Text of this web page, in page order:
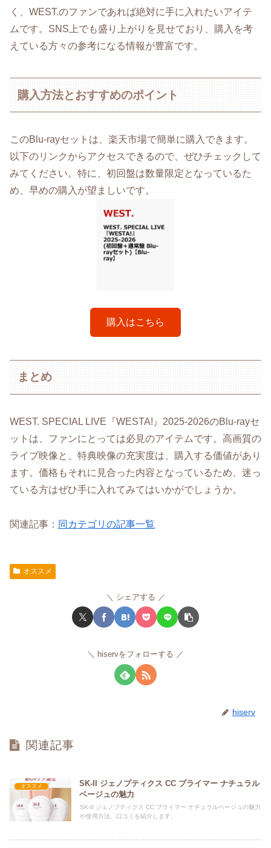
く、WEST.のファンであれば絶対に手に入れたいアイテ
ムです。SNS上でも盛り上がりを見せており、購入を考
えている方々の参考になる情報が豊富です。
購入方法とおすすめのポイント
このBlu-rayセットは、楽天市場で簡単に購入できます。
以下のリンクからアクセスできるので、ぜひチェックして
みてください。特に、初回盤は数量限定となっているた
め、早めの購入が望ましいです。
購入はこちら
まとめ
WEST. SPECIAL LIVE『WESTA!』2025-2026のBlu-rayセ
ットは、ファンにとっては必見のアイテムです。高画質の
ライブ映像と、特典映像の充実度は、購入する価値があり
ます。価格もそれに見合った内容となっているため、迷っ
ている方はぜひ手に入れてみてはいかがでしょうか。
関連記事： 同カテゴリの記事一覧
オススメ
シェアする
hiservをフォローする
hiserv
関連記事
オススメ
SK-II ジェノプティクス CC プライマー ナチュラル
ベージュの魅力
SK-II ジェノプティクス CC プライマー ナチュラルベージュの魅力
や使用方法、口コミを紹介します。